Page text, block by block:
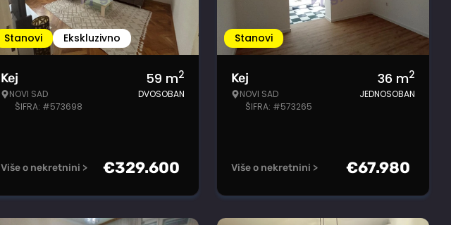
Stanovi Ekskluzivno
Kej
NOVI SAD
ŠIFRA: #573698
59 m2
DVOSOBAN
Više o nekretnini > €329.600
Stanovi
Kej
NOVI SAD
ŠIFRA: #573265
36 m2
JEDNOSOBAN
Više o nekretnini > €67.980